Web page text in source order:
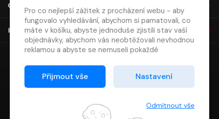
O SPOLEČNOSTI
KONTAKT
Pro co nejlepší zážitek z procházení webu - aby
fungovalo vyhledávání, abychom si pamatovali, co
máte v košíku, abyste jednoduše zjistili stav vaší
objednávky, abychom vás neobtěžovali nevhodnou
reklamou a abyste se nemuseli pokaždé
Proto od vás potřebujeme souhlas se
zpracováním souborů cookies
Děkujeme, že nám ho dáte a pomůžete nám tak
Přijmout vše Nastavení
Odmítnout vše